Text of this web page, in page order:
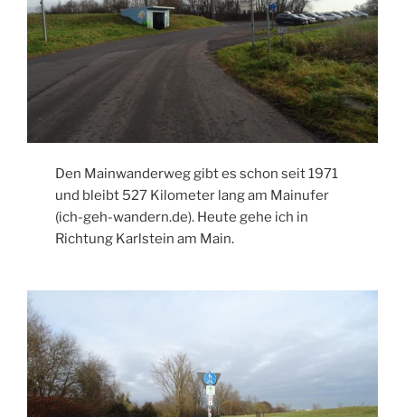
Den Mainwanderweg gibt es schon seit 1971
und bleibt 527 Kilometer lang am Mainufer
(ich-geh-wandern.de). Heute gehe ich in
Richtung Karlstein am Main.